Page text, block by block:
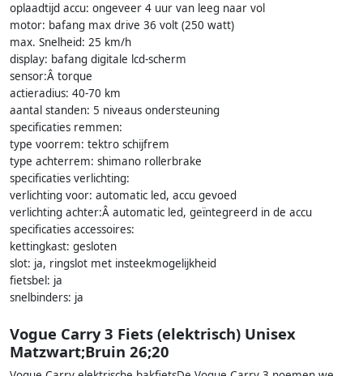
oplaadtijd accu: ongeveer 4 uur van leeg naar vol
motor: bafang max drive 36 volt (250 watt)
max. Snelheid: 25 km/h
display: bafang digitale lcd-scherm
sensor:Â torque
actieradius: 40-70 km
aantal standen: 5 niveaus ondersteuning
specificaties remmen:
type voorrem: tektro schijfrem
type achterrem: shimano rollerbrake
specificaties verlichting:
verlichting voor: automatic led, accu gevoed
verlichting achter:Â automatic led, geïntegreerd in de accu
specificaties accessoires:
kettingkast: gesloten
slot: ja, ringslot met insteekmogelijkheid
fietsbel: ja
snelbinders: ja
Vogue Carry 3 Fiets (elektrisch) Unisex
Matzwart;Bruin 26;20